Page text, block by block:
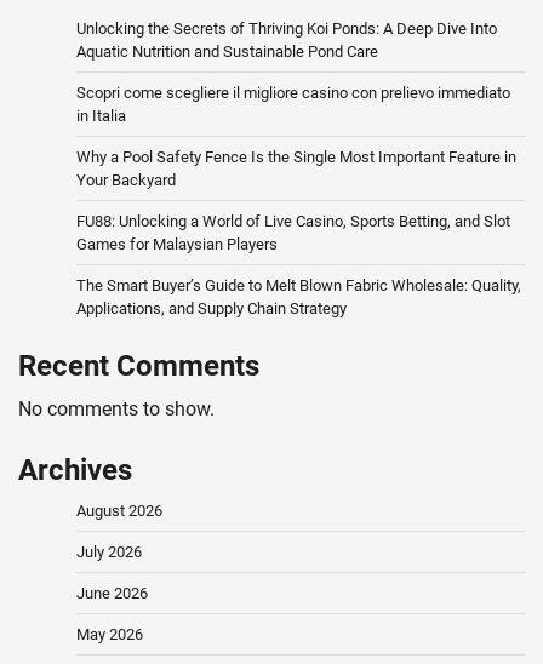
Unlocking the Secrets of Thriving Koi Ponds: A Deep Dive Into
Aquatic Nutrition and Sustainable Pond Care
Scopri come scegliere il migliore casino con prelievo immediato
in Italia
Why a Pool Safety Fence Is the Single Most Important Feature in
Your Backyard
FU88: Unlocking a World of Live Casino, Sports Betting, and Slot
Games for Malaysian Players
The Smart Buyer’s Guide to Melt Blown Fabric Wholesale: Quality,
Applications, and Supply Chain Strategy
Recent Comments
No comments to show.
Archives
August 2026
July 2026
June 2026
May 2026